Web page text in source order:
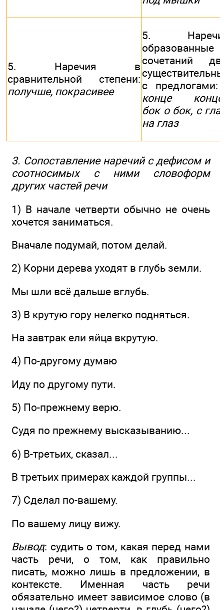
5. Наречия в
сравнительной степени:
получше, покрасивее
5.
образованные
сочетаний
с
конце
бок о бок, с
на глаз
3. Сопоставление наречий с дефисом и
соотносимых с ними словоформ
других частей речи
1) В начале четверти обычно не очень
хочется заниматься.
Вначале подумай, потом делай.
2) Корни дерева уходят в глубь земли.
Мы шли всё дальше вглубь.
3) В крутую гору нелегко подняться.
На завтрак ели яйца вкрутую.
4) По-другому думаю
Иду по другому пути.
5) По-прежнему верю.
Судя по прежнему высказыванию...
6) В-третьих, сказал...
В третьих примерах каждой группы...
7) Сделал по-вашему.
По вашему лицу вижу.
Вывод: судить о том, какая перед нами
часть речи, о том, как правильно
писать, можно лишь в предложении, в
контексте. Именная часть речи
обязательно имеет зависимое слово (в